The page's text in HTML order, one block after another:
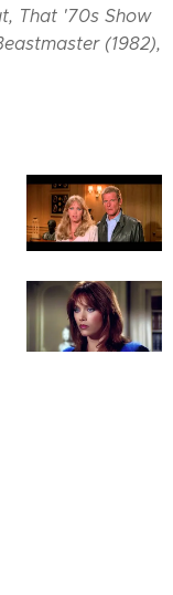
That '70s Show
(1982),